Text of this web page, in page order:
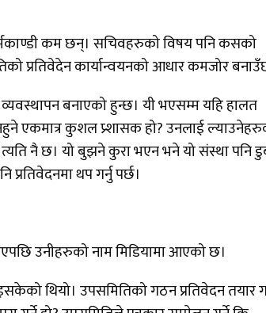
कम छन्। सचिवहरुको विषय पनि कसको
प्रतिवेदेन कार्यान्वयनको आधार कमजोर
बनाएको हुन्छ। यी भएसम्म यहि हालत
एकमात्र कुशल प्र्शासक हो? उनलाई
नै छ। यो बुझने कुरा भएन भने यो संस्था पनि
प्रतिवेदनमा थप गर्नु पर्छ।
उनीहरुको नाम मिडियामा आएको छ।
थियो। उपसमितिको गठन प्रतिवेदन तयार